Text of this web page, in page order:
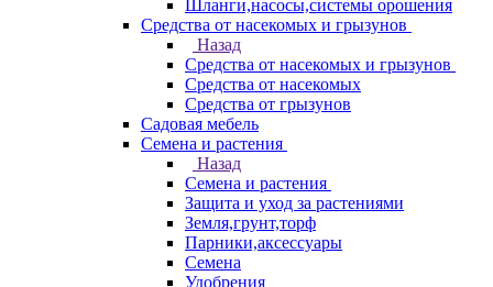
Шланги,насосы,системы орошения
Средства от насекомых и грызунов
Назад
Средства от насекомых и грызунов
Средства от насекомых
Средства от грызунов
Садовая мебель
Семена и растения
Назад
Семена и растения
Защита и уход за растениями
Земля,грунт,торф
Парники,аксессуары
Семена
Удобрения